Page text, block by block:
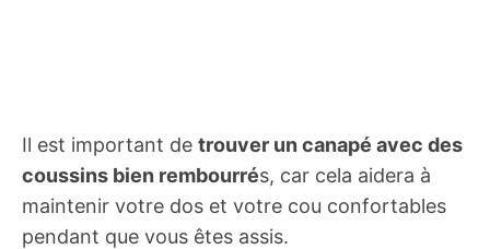
Il est important de trouver un canapé avec des
coussins bien rembourrés, car cela aidera à
maintenir votre dos et votre cou confortables
pendant que vous êtes assis.